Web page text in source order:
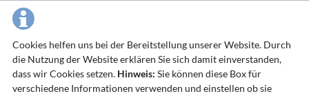
Cookies helfen uns bei der Bereitstellung unserer Website. Durch
die Nutzung der Website erklären Sie sich damit einverstanden,
dass wir Cookies setzen. Hinweis: Sie können diese Box für
verschiedene Informationen verwenden und einstellen ob sie